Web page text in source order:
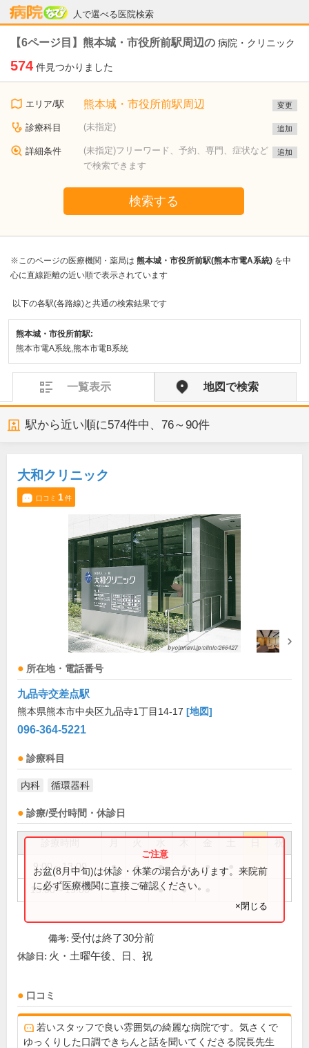
人で選べる医院検索
病院なび
【6ページ目】熊本城・市役所前駅周辺の 病院・クリニック
574 件見つかりました
エリア/駅 熊本城・市役所前駅周辺 変更
診療科目 (未指定) 追加
詳細条件
(未指定)フリーワード、予約、専門、症状など
で検索できます
追加
検索する
※このページの医療機関・薬局は 熊本城・市役所前駅(熊本市電A系統) を中
心に直線距離の近い順で表示されています
以下の各駅(各路線)と共通の検索結果です
熊本城・市役所前駅:
熊本市電A系統,熊本市電B系統
一覧表示 地図で検索
駅から近い順に574件中、 76～90件
大和クリニック
口コミ 1件
所在地・電話番号
九品寺交差点駅
熊本県熊本市中央区九品寺1丁目14-17 [地図]
096-364-5221
診療科目
内科 循環器科
診療/受付時間・休診日
祝
9:00～13:00 ● ● ● ● ●
15:00～19:00 ● ● ●
お盆(8月中旬)は休診・休業の場合があります。来院前
に必ず医療機関に直接ご確認ください。
×閉じる
備考: 受付は終了30分前
休診日: 火・土曜午後、日、祝
口コミ
若いスタッフで良い雰囲気の綺麗な病院です。気さくで
ゆっくりした口調できちんと話を聞いてくださる院長先生